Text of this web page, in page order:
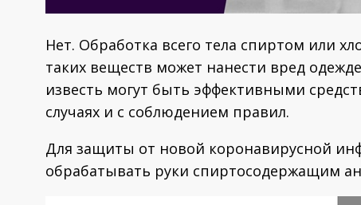
Нет. Обработка всего тела спиртом или
таких веществ может нанести вред
известь могут быть эффективными
случаях и с соблюдением правил.
Для защиты от новой коронавирусной
обрабатывать руки спиртосодержащим